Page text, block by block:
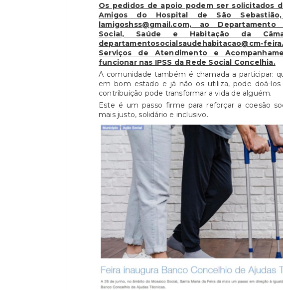
Os pedidos de apoio podem ser solicitados
Amigos do Hospital de São
lamigoshss@gmail.com, ao
Social, Saúde e Habitação da
departamentosocialsaudehabitacao@cm-
Serviços de Atendimento e
funcionar nas IPSS da Rede Social Concelhia.
A comunidade também é chamada a participar:
em bom estado e já não os utiliza, pode doá-
contribuição pode transformar a vida de alguém.
Este é um passo firme para reforçar a coesão
mais justo, solidário e inclusivo.